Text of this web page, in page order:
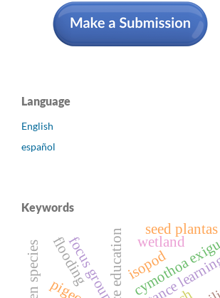
Language
English
español
Keywords
distance
focus group cymothoa
isopod
wetland
flooding
seed plantas
alien species